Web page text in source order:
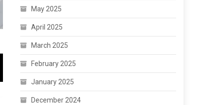
May 2025
April 2025
March 2025
February 2025
January 2025
December 2024